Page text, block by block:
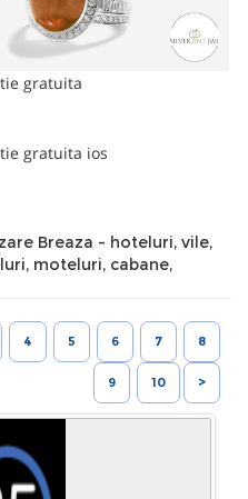
Breaza - hoteluri, vile,
moteluri, cabane,
4 5 6 7 8
9 10 >